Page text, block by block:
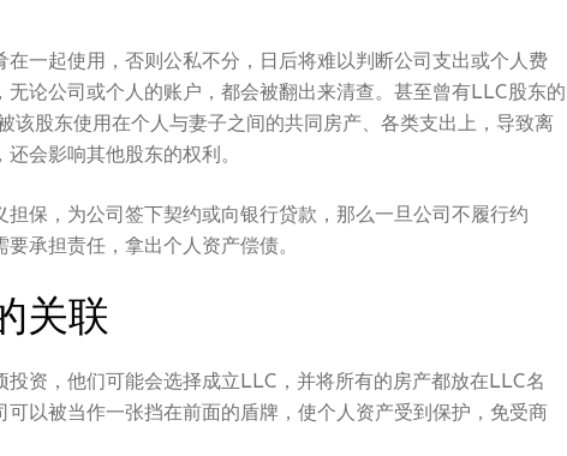
一起使用，否则公私不分，
日后将难以判断公司支出或个人费
论公司或个人的账户， 都会被翻出来清查。甚至曾有LLC股东的
该股东使用在个人与妻子之间的共同房产、 各类支出上，导致离
还会影响其他股东的权利。
保， 为公司签下契约或向银行贷款，那么一旦公司不履行约
承担责任，拿出个人资产偿债。
关联
资， 他们可能会选择成立LLC，并将所有的房产都放在LLC名
以被当作一张挡在前面的盾牌， 使个人资产受到保护，免受商